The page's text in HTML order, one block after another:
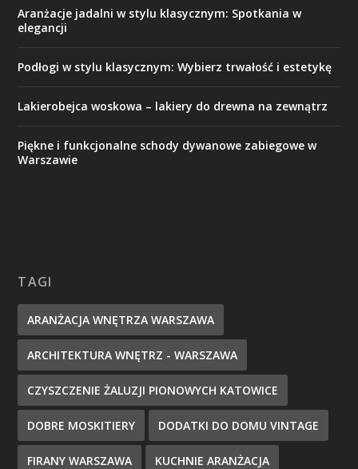
Aranżacje jadalni w stylu klasycznym: Spotkania w
elegancji
Podłogi w stylu klasycznym: Wybierz trwałość i estetykę
Lakierobejca woskowa – lakiery do drewna na zewnątrz
Piękne i funkcjonalne schody dywanowe zabiegowe w
Warszawie
TAGI
ARANŻACJA WNĘTRZA WARSZAWA
ARCHITEKTURA WNĘTRZ - WARSZAWA
CZYSZCZENIE ŻALUZJI PIONOWYCH KATOWICE
DOBRE MOSKITIERY DODATKI DO DOMU VINTAGE
FIRANY WARSZAWA KUCHNIE ARANŻACJA